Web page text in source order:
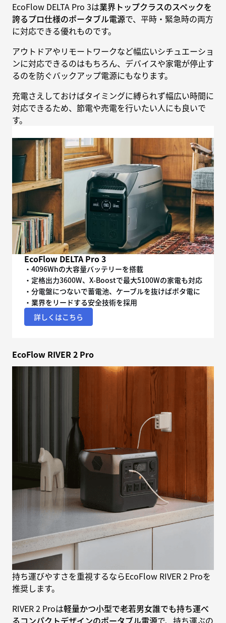
EcoFlow DELTA Pro 3は業界トップクラスのスペックを
誇るプロ仕様のポータブル電源で、平時・緊急時の両方
に対応できる優れものです。
アウトドアやリモートワークなど幅広いシチュエーショ
ンに対応できるのはもちろん、デバイスや家電が停止す
るのを防ぐバックアップ電源にもなります。
充電さえしておけばタイミングに縛られず幅広い時間に
対応できるため、節電や売電を行いたい人にも良いで
す。
EcoFlow DELTA Pro 3
・4096Whの大容量バッテリーを搭載
・定格出力3600W、X-Boostで最大5100Wの家電も対応
・分電盤につないで蓄電池、ケーブルを抜けばポタ電に
・業界をリードする安全技術を採用
詳しくはこちら
EcoFlow RIVER 2 Pro
持ち運びやすさを重視するならEcoFlow RIVER 2 Proを
推奨します。
RIVER 2 Proは軽量かつ小型で老若男女誰でも持ち運べ
るコンパクトデザインのポータブル電源で、持ち運ぶの